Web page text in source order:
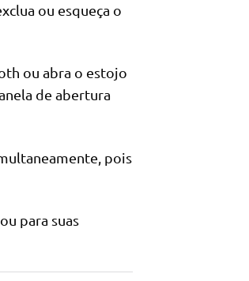
ou esqueça o
ou abra o estojo
de abertura
pois
para suas